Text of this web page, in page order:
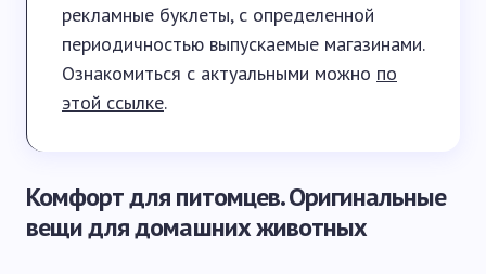
рекламные буклеты, с определенной
периодичностью выпускаемые магазинами.
Ознакомиться с актуальными можно по
этой ссылке.
Комфорт для питомцев. Оригинальные
вещи для домашних животных